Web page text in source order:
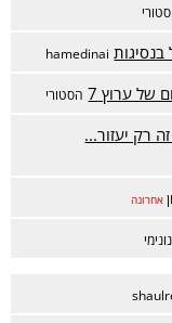
hamedinai
של ערוץ 7 הסטורי
רק יעזור...
אחרונה